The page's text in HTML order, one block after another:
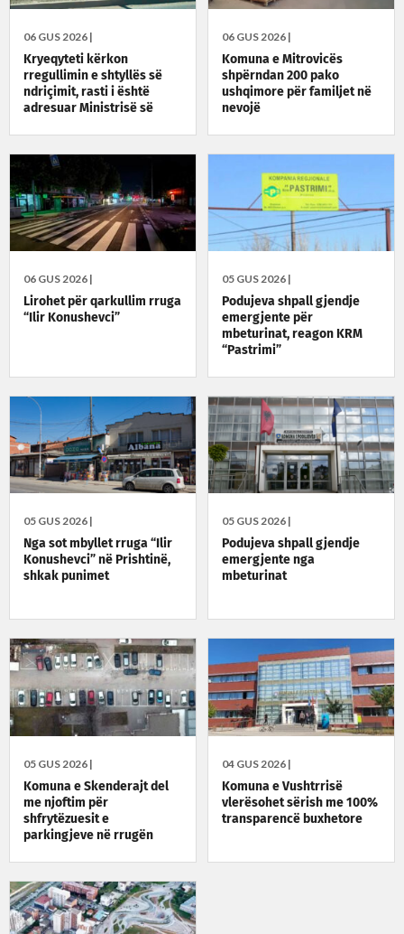
06 GUS 2026 |
Kryeqyteti kërkon
rregullimin e shtyllës së
ndriçimit, rasti i është
adresuar Ministrisë së
06 GUS 2026 |
Komuna e Mitrovicës
shpërndan 200 pako
ushqimore për familjet në
nevojë
06 GUS 2026 |
Lirohet për qarkullim rruga
“Ilir Konushevci”
05 GUS 2026 |
Podujeva shpall gjendje
emergjente për
mbeturinat, reagon KRM
“Pastrimi”
05 GUS 2026 |
Nga sot mbyllet rruga “Ilir
Konushevci” në Prishtinë,
shkak punimet
05 GUS 2026 |
Podujeva shpall gjendje
emergjente nga
mbeturinat
05 GUS 2026 |
Komuna e Skenderajt del
me njoftim për
shfrytëzuesit e
parkingjeve në rrugën
04 GUS 2026 |
Komuna e Vushtrrisë
vlerësohet sërish me 100%
transparencë buxhetore